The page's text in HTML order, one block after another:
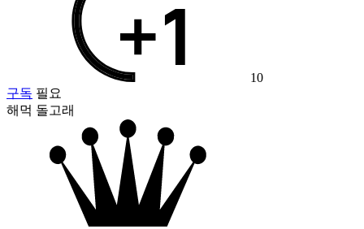
10
구독 필요
해먹 돌고래